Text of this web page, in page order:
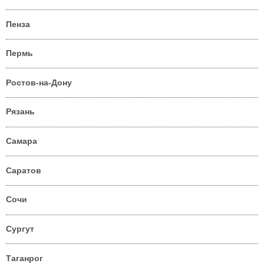
Пенза
Пермь
Ростов-на-Дону
Рязань
Самара
Саратов
Сочи
Сургут
Таганрог